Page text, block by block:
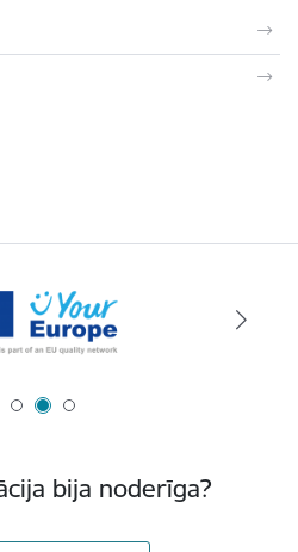
bija noderīga?